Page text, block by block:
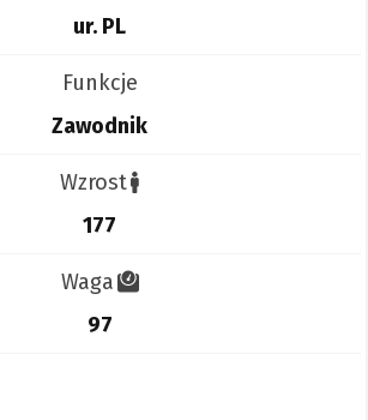
ur. PL
Funkcje
Zawodnik
Wzrost
177
Waga
97